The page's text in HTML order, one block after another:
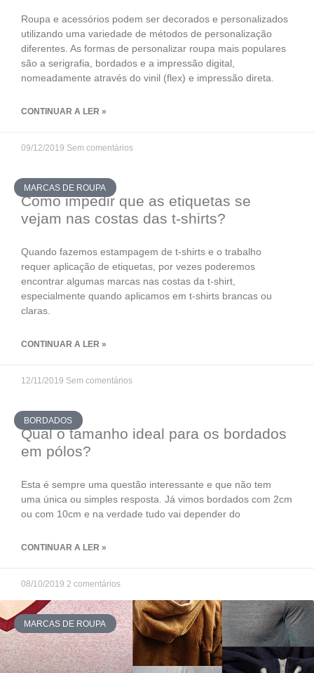
Roupa e acessórios podem ser decorados e personalizados
utilizando uma variedade de métodos de personalização
diferentes. As formas de personalizar roupa mais populares
são a serigrafia, bordados e a impressão digital,
nomeadamente através do vinil (flex) e impressão direta.
CONTINUAR A LER »
09/12/2019 Sem comentários
MARCAS DE ROUPA
Como impedir que as etiquetas se
vejam nas costas das t-shirts?
Quando fazemos estampagem de t-shirts e o trabalho
requer aplicação de etiquetas, por vezes poderemos
encontrar algumas marcas nas costas da t-shirt,
especialmente quando aplicamos em t-shirts brancas ou
claras.
CONTINUAR A LER »
12/11/2019 Sem comentários
BORDADOS
Qual o tamanho ideal para os bordados
em pólos?
Esta é sempre uma questão interessante e que não tem
uma única ou simples resposta. Já vimos bordados com 2cm
ou com 10cm e na verdade tudo vai depender do
CONTINUAR A LER »
08/10/2019 2 comentários
MARCAS DE ROUPA